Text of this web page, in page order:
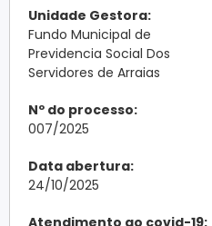
Unidade Gestora:
Fundo Municipal de
Previdencia Social Dos
Servidores de Arraias
Nº do processo:
007/2025
Data abertura:
24/10/2025
Atendimento ao covid-19: